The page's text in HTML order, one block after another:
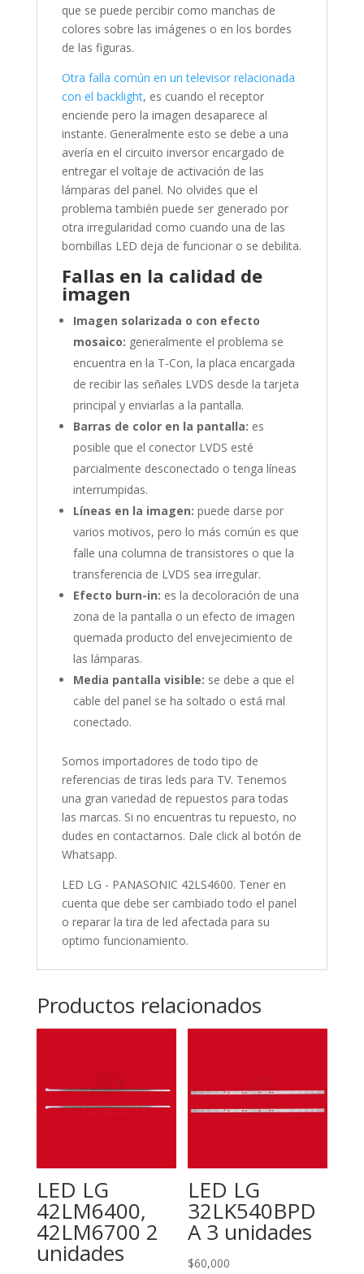
que se puede percibir como manchas de
colores sobre las imágenes o en los bordes
de las figuras.
Otra falla común en un televisor relacionada
con el backlight, es cuando el receptor
enciende pero la imagen desaparece al
instante. Generalmente esto se debe a una
avería en el circuito inversor encargado de
entregar el voltaje de activación de las
lámparas del panel. No olvides que el
problema también puede ser generado por
otra irregularidad como cuando una de las
bombillas LED deja de funcionar o se debilita.
Fallas en la calidad de
imagen
Imagen solarizada o con efecto
mosaico: generalmente el problema se
encuentra en la T-Con, la placa encargada
de recibir las señales LVDS desde la tarjeta
principal y enviarlas a la pantalla.
Barras de color en la pantalla: es
posible que el conector LVDS esté
parcialmente desconectado o tenga líneas
interrumpidas.
Líneas en la imagen: puede darse por
varios motivos, pero lo más común es que
falle una columna de transistores o que la
transferencia de LVDS sea irregular.
Efecto burn-in: es la decoloración de una
zona de la pantalla o un efecto de imagen
quemada producto del envejecimiento de
las lámparas.
Media pantalla visible: se debe a que el
cable del panel se ha soltado o está mal
conectado.
Somos importadores de todo tipo de
referencias de tiras leds para TV. Tenemos
una gran variedad de repuestos para todas
las marcas. Si no encuentras tu repuesto, no
dudes en contactarnos. Dale click al botón de
Whatsapp.
LED LG - PANASONIC 42LS4600. Tener en
cuenta que debe ser cambiado todo el panel
o reparar la tira de led afectada para su
optimo funcionamiento.
Productos relacionados
LED LG
42LM6400,
42LM6700 2
unidades
LED LG
32LK540BPD
A 3 unidades
$60,000